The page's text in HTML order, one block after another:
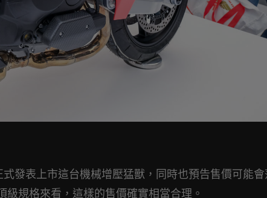
發表上市這台機械增壓猛獸，同時也預告售價可能會
規格來看，這樣的售價確實相當合理。